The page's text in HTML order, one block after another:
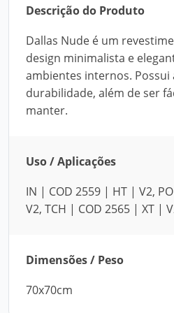
Descrição do Produto
Dallas Nude é um
design minimalista e
ambientes internos. Possui
durabilidade, além de ser
manter.
Uso / Aplicações
IN | COD 2559 | HT | V2,
V2, TCH | COD 2565 | XT |
Dimensões / Peso
70x70cm